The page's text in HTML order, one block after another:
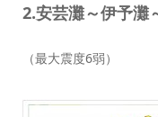
2.安芸灘～伊予灘
（最大震度6弱）